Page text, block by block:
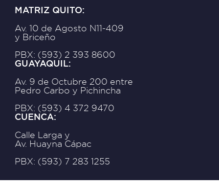
MATRIZ QUITO:
Av. 10 de Agosto N11-409
y Briceño
PBX: (593) 2 393 8600
GUAYAQUIL:
Av. 9 de Octubre 200 entre
Pedro Carbo y Pichincha
PBX: (593) 4 372 9470
CUENCA:
Calle Larga y
Av. Huayna Cápac
PBX: (593) 7 283 1255